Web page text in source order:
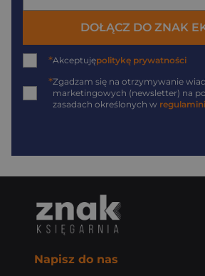
DOŁĄCZ DO ZNAK
*Akceptujępolitykę prywatności
*Zgadzam się na otrzymywanie
marketingowych (newsletter) na
zasadach określonych w
Napisz do nas